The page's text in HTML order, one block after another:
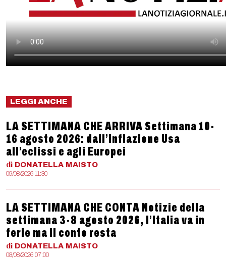
LEGGI ANCHE
LA SETTIMANA CHE ARRIVA Settimana 10-
16 agosto 2026: dall’inflazione Usa
all’eclissi e agli Europei
di DONATELLA MAISTO
09/08/2026 11:30
LA SETTIMANA CHE CONTA Notizie della
settimana 3-8 agosto 2026, l’Italia va in
ferie ma il conto resta
di DONATELLA MAISTO
08/08/2026 07:00